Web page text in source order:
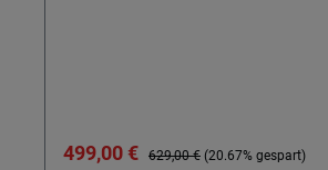
Verkaufspreis:
499,00 € Regulärer Preis:
629,00 € (20.67% gespart)